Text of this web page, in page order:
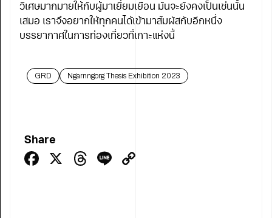
วิเศษมากมายให้กับผู้มาเยี่ยมเยือน มันจะยังคงเป็นเช่นนั้น
เสมอ เราจึงอยากให้ทุกคนได้เข้ามาสัมผัสกับอีกหนึ่ง
บรรยากาศในการท่องเที่ยวที่เกาะแห่งนี้
GRD Ngarnngorg Thesis Exhibition 2023
Share
Facebook
X Threads
Line